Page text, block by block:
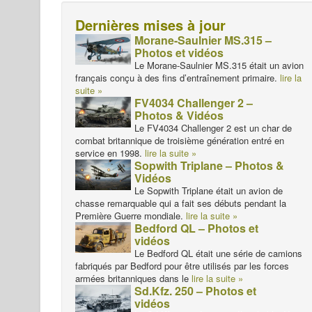
Dernières mises à jour
Morane-Saulnier MS.315 –
Photos et vidéos
Le Morane-Saulnier MS.315 était un avion
français conçu à des fins d’entraînement primaire. lire la
suite »
FV4034 Challenger 2 –
Photos & Vidéos
Le FV4034 Challenger 2 est un char de
combat britannique de troisième génération entré en
service en 1998. lire la suite »
Sopwith Triplane – Photos &
Vidéos
Le Sopwith Triplane était un avion de
chasse remarquable qui a fait ses débuts pendant la
Première Guerre mondiale. lire la suite »
Bedford QL – Photos et
vidéos
Le Bedford QL était une série de camions
fabriqués par Bedford pour être utilisés par les forces
armées britanniques dans le lire la suite »
Sd.Kfz. 250 – Photos et
vidéos